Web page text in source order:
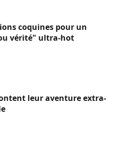
coquines pour un
vérité" ultra-hot
leur aventure extra-